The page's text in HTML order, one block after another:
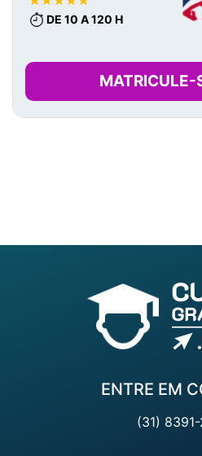
DE 10 A 120 H
MATRICULE-
ENTRE EM
(31) 8391-